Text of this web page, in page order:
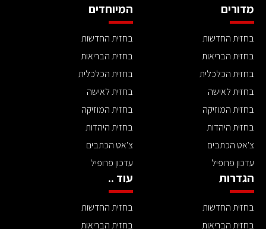
מדורים
בחזית החדשות
בחזית הבריאות
בחזית הכלכלית
בחזית לאישה
בחזית המוזיקה
בחזית היהדות
צ'אט הכתבים
עדכון פרופיל
המיוחדים
בחזית החדשות
בחזית הבריאות
בחזית הכלכלית
בחזית לאישה
בחזית המוזיקה
בחזית היהדות
צ'אט הכתבים
עדכון פרופיל
הגדרות
בחזית החדשות
בחזית הבריאות
עוד ..
בחזית החדשות
בחזית הבריאות